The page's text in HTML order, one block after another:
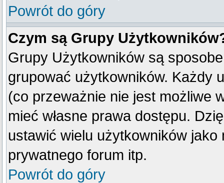
Powrót do góry
Czym są Grupy
Grupy Użytkowników są
grupować użytkowników. Każdy
(co przeważnie nie jest możliwe
mieć własne prawa dostępu.
ustawić wielu użytkowników
prywatnego forum itp.
Powrót do góry